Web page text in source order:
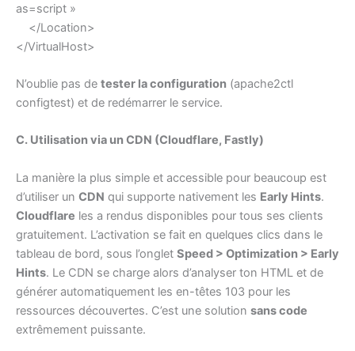
as=script »
</Location>
</VirtualHost>
N’oublie pas de tester la configuration (apache2ctl
configtest) et de redémarrer le service.
C. Utilisation via un CDN (Cloudflare, Fastly)
La manière la plus simple et accessible pour beaucoup est
d’utiliser un CDN qui supporte nativement les Early Hints.
Cloudflare les a rendus disponibles pour tous ses clients
gratuitement. L’activation se fait en quelques clics dans le
tableau de bord, sous l’onglet Speed > Optimization > Early
Hints. Le CDN se charge alors d’analyser ton HTML et de
générer automatiquement les en-têtes 103 pour les
ressources découvertes. C’est une solution sans code
extrêmement puissante.